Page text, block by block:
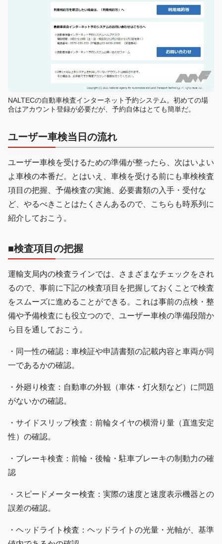
NALTECの自動車検査インターネット予約システム。初めての場
合はアカウント登録が必要だが、予約自体はとても簡単だ。
ユーザー車検当日の流れ
ユーザー車検を受けるための準備が整ったら、次はいよい
よ車検の本番だ。とはいえ、車検を受ける前にも車検検査
項目の把握、予備検査の実施、必要書類の入手・受付な
ど、やるべきことはたくさんあるので、こちらも時系列に
紹介しておこう。
■検査項目の把握
運輸支局内の検査ラインでは、さまざまなチェックをされ
るので、事前に下記の検査項目を把握しておくことで検査
をスムーズに進めることができる。これは事前の点検・整
備や予備検査にも役立つので、ユーザー車検の準備段階か
ら目を通しておこう。
・同一性の確認：車検証や申請書類の記載内容と車両が同
一であるかの確認。
・外廻り検査：自動車の外観（車体・灯火類など）に問題
がないかの確認。
・サイドスリップ検査：前輪タイヤの横滑り量（直進安定
性）の確認。
・ブレーキ検査：前輪・後輪・駐車ブレーキの制動力の確
認
・スピードメーター検査：実際の速度と速度表示機器との
誤差の確認。
・ヘッドライト検査：ヘッドライトの光量・光軸が、基準